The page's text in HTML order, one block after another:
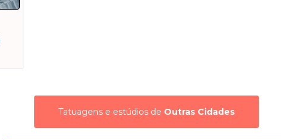
Tatuagens e estúdios de Outras Cidades